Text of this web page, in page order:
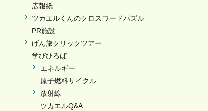
広報紙
ツカエルくんのクロスワードパズル
PR施設
げん旅クリックツアー
学びひろば
エネルギー
原子燃料サイクル
放射線
ツカエルQ&A